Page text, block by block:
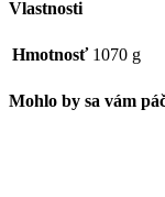
Vlastnosti
Hmotnosť 1070 g
Mohlo by sa vám